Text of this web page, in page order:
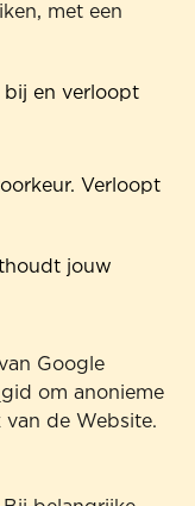
met een
bij en verloopt
Verloopt
jouw
Google
om anonieme
de Website.